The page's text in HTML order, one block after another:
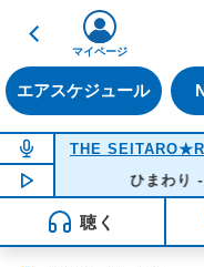
戻る
エアスケジュール
マイページ
NOW ON AIR
THE
NOW PLAYING
ひまわり -
聴く